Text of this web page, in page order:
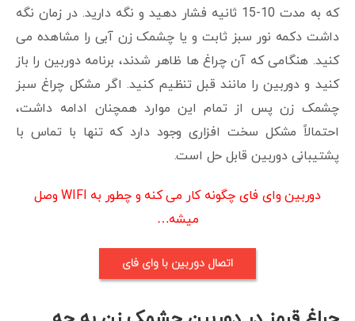
که به مدت 10-15 ثانیه فشار دهید و نگه دارید. در زمان نگه
داشت دکمه نور سبز ثابت و یا چشمک زن آبی را مشاهده می
کنید. هنگامی که آن چراغ ها ظاهر شدند، برنامه دوربین را باز
کنید و دوربین را مانند قبل تنظیم کنید. اگر مشکل چراغ سبز
چشمک زن پس از تمام این موارد همچنان ادامه داشت،
احتمالاً مشکل سخت افزاری وجود دارد که تنها با تماس با
پشتیبانی دوربین قابل حل است.
دوربین وای فای چگونه کار می کنه و چطور به WIFI وصل
میشه…
اتصال دوربین با وای فای